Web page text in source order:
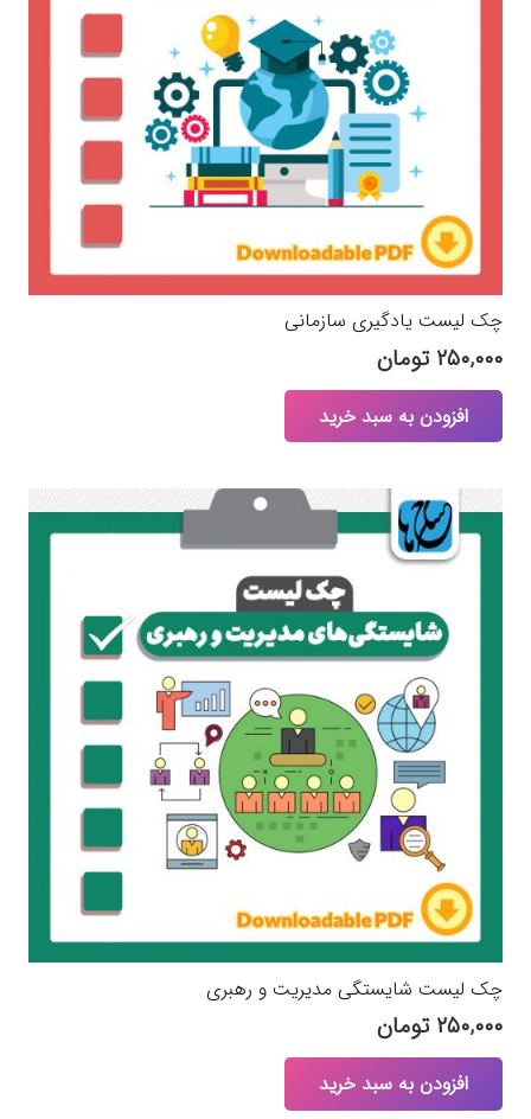
چک لیست یادگیری سازمانی
۲۵۰,۰۰۰ تومان
افزودن به سبد خرید
چک لیست شایستگی مدیریت و رهبری
۲۵۰,۰۰۰ تومان
افزودن به سبد خرید